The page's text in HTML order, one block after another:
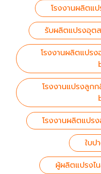
โรงงานผลิตแ
รับผลิตแปรงอุต
โรงงานผลิตแปร
โรงงานแปรงลูก
โรงงานผลิตแปร
ใบป
ผู้ผลิตแปรงไ